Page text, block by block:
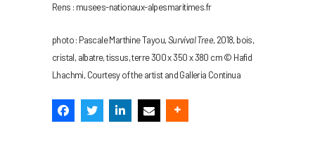
Rens : musees-nationaux-alpesmaritimes.fr
photo : Pascale Marthine Tayou,Survival Tree, 2018, bois,
cristal, albatre, tissus, terre 300 x 350 x 380 cm © Hafid
Lhachmi, Courtesy of the artist and Galleria Continua